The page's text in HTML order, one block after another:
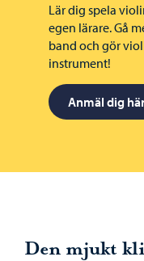
Lär dig spela
egen lärare. Gå
band och gör
instrument!
Anmäl dig
Den mjukt